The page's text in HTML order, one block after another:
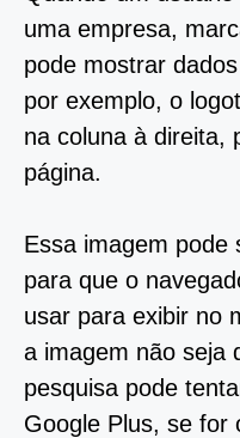
uma empresa,
pode mostrar
por exemplo, o
na coluna à direita,
página.
Essa imagem pode
para que o
usar para exibir no
a imagem não seja
pesquisa pode
Google Plus, se for